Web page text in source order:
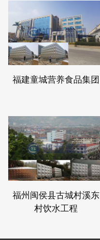
福建童城营养食品集团
福州闽侯县古城村溪东
村饮水工程